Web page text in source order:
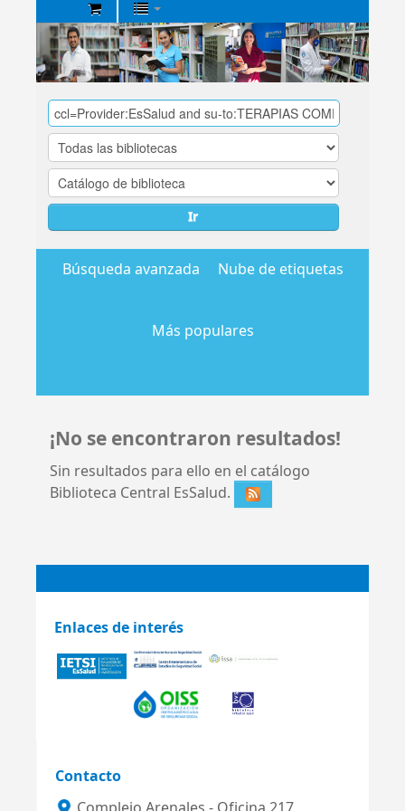
Biblioteca
Central
EsSalud
Ir
Búsqueda avanzada Nube de etiquetas
Más populares
¡No se encontraron resultados!
Sin resultados para ello en el catálogo
Biblioteca Central EsSalud.
Enlaces de interés
Contacto